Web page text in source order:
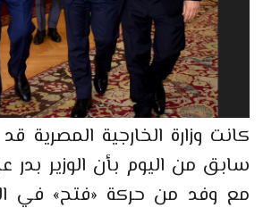
كانت وزارة الخارجية المصرية
سابق من اليوم بأن الوزير
مع وفد من حركة «فتح» في